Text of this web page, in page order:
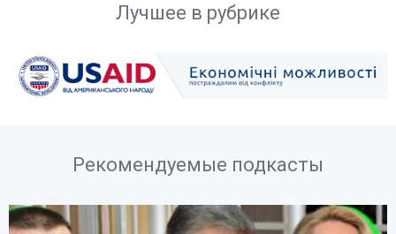
Лучшее в рубрике
Рекомендуемые подкасты